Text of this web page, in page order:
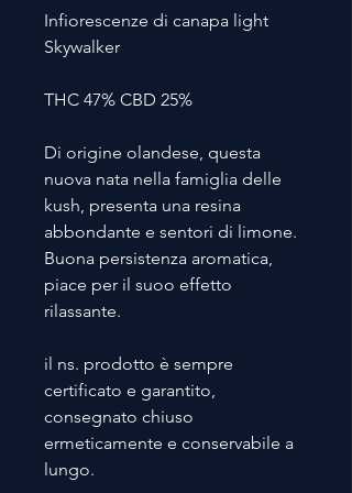
Infiorescenze di canapa light
Skywalker
THC 47% CBD 25%
Di origine olandese, questa
nuova nata nella famiglia delle
kush, presenta una resina
abbondante e sentori di limone.
Buona persistenza aromatica,
piace per il suoo effetto
rilassante.
il ns. prodotto è sempre
certificato e garantito,
consegnato chiuso
ermeticamente e conservabile a
lungo.